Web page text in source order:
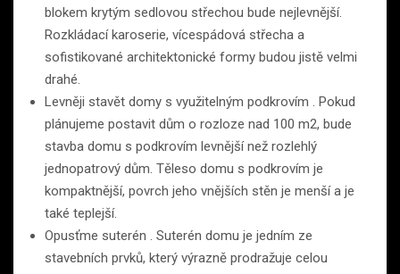
blokem krytým sedlovou střechou bude nejlevnější.
Rozkládací karoserie, vícespádová střecha a
sofistikované architektonické formy budou jistě velmi
drahé.
Levněji stavět domy s využitelným podkrovím . Pokud
plánujeme postavit dům o rozloze nad 100 m2, bude
stavba domu s podkrovím levnější než rozlehlý
jednopatrový dům. Těleso domu s podkrovím je
kompaktnější, povrch jeho vnějších stěn je menší a je
také teplejší.
Opusťme suterén . Suterén domu je jedním ze
stavebních prvků, který výrazně prodražuje celou